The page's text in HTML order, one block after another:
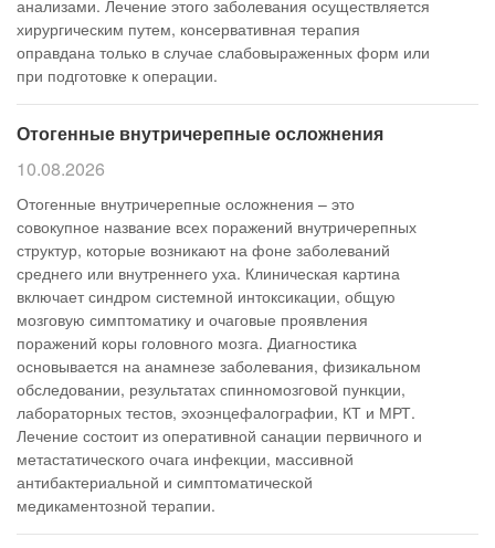
анализами. Лечение этого заболевания осуществляется
хирургическим путем, консервативная терапия
оправдана только в случае слабовыраженных форм или
при подготовке к операции.
Отогенные внутричерепные осложнения
10.08.2026
Отогенные внутричерепные осложнения – это
совокупное название всех поражений внутричерепных
структур, которые возникают на фоне заболеваний
среднего или внутреннего уха. Клиническая картина
включает синдром системной интоксикации, общую
мозговую симптоматику и очаговые проявления
поражений коры головного мозга. Диагностика
основывается на анамнезе заболевания, физикальном
обследовании, результатах спинномозговой пункции,
лабораторных тестов, эхоэнцефалографии, КТ и МРТ.
Лечение состоит из оперативной санации первичного и
метастатического очага инфекции, массивной
антибактериальной и симптоматической
медикаментозной терапии.